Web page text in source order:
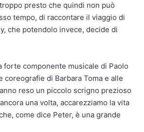
presto che quindi non può
tempo, di raccontare il viaggio di
che potendolo invece, decide di
forte componente musicale di Paolo
coreografie di Barbara Toma e alle
reso un piccolo scrigno prezioso
una volta, accarezziamo la vita
come dice Peter, è una grande